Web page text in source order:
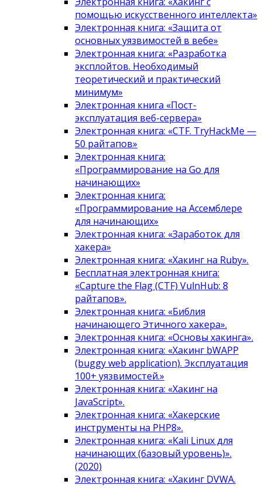
помощью искусственного интеллекта»
Электронная книга: «Защита от
основных уязвимостей в вебе»
Электронная книга: «Разработка
эксплойтов. Необходимый
теоретический и практический
минимум»
Электронная книга «Пост-
эксплуатация веб-сервера»
Электронная книга: «CTF. TryHackMe —
50 райтапов»
Электронная книга:
«Программирование на Go для
начинающих»
Электронная книга:
«Программирование на Ассемблере
для начинающих»
Электронная книга: «Заработок для
хакера»
Электронная книга: «Хакинг на Ruby».
Бесплатная электронная книга:
«Capture the Flag (CTF) VulnHub: 8
райтапов».
Электронная книга: «Библия
начинающего Этичного хакера».
Электронная книга: «Основы хакинга».
Электронная книга: «Хакинг bWAPP
(buggy web application). Эксплуатация
100+ уязвимостей.»
Электронная книга: «Хакинг на
JavaScript».
Электронная книга: «Хакерские
инструменты на PHP8».
Электронная книга: «Kali Linux для
начинающих (базовый уровень)».
(2020)
Электронная книга: «Хакинг DVWA.